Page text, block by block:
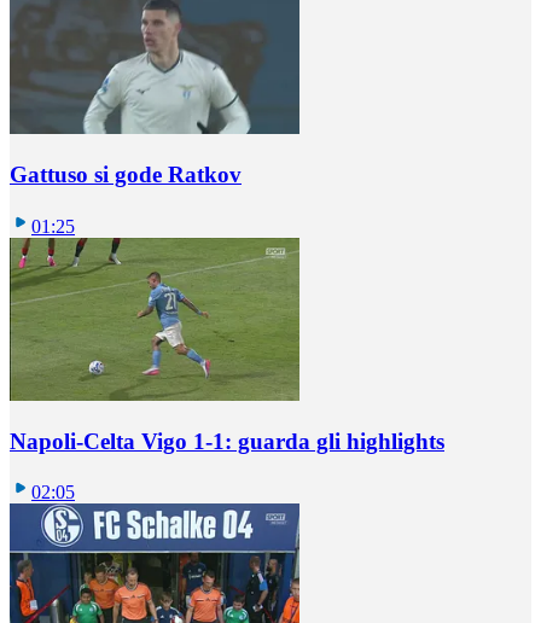
Gattuso si gode Ratkov
01:25
Napoli-Celta Vigo 1-1: guarda gli highlights
02:05